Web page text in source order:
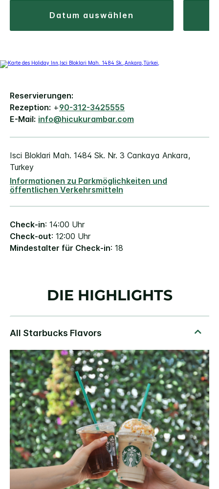
datum auswählen
Reservierungen:
Rezeption: +90-312-3425555
E-Mail: info@hicukurambar.com
Isci Bloklari Mah. 1484 Sk. Nr. 3 Cankaya Ankara,
Turkey
Informationen zu Parkmöglichkeiten und
öffentlichen Verkehrsmitteln
Check-in: 14:00 Uhr
Check-out: 12:00 Uhr
Mindestalter für Check-in: 18
DIE HIGHLIGHTS